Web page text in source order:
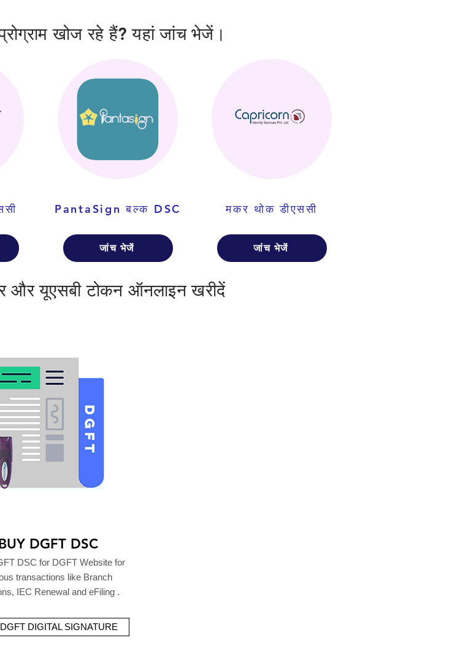
खोज रहे हैं? यहां जांच भेजें।
PantaSign बल्क DSC
जांच भेजें
मकर थोक डीएससी
जांच भेजें
और यूएसबी टोकन ऑनलाइन खरीदें
DGFT DSC
DSC for DGFT Website for
transactions like Branch
IEC Renewal and eFiling .
DIGITAL SIGNATURE